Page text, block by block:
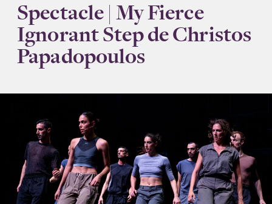
Spectacle | My Fierce
Ignorant Step de Christos
Papadopoulos